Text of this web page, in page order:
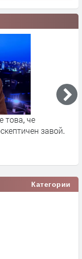
това, че
завой.
Категории